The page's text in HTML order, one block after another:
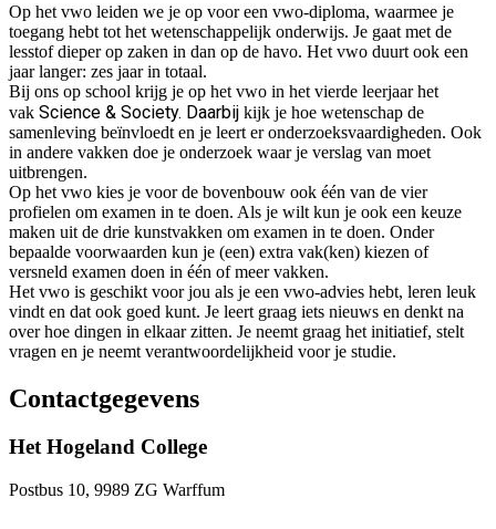
Op het vwo leiden we je op voor een vwo-diploma, waarmee je
toegang hebt tot het wetenschappelijk onderwijs. Je gaat met de
lesstof dieper op zaken in dan op de havo. Het vwo duurt ook een
jaar langer: zes jaar in totaal.
Bij ons op school krijg je op het vwo in het vierde leerjaar het
vak Science & Society. Daarbij kijk je hoe wetenschap de
samenleving beïnvloedt en je leert er onderzoeksvaardigheden. Ook
in andere vakken doe je onderzoek waar je verslag van moet
uitbrengen.
Op het vwo kies je voor de bovenbouw ook één van de vier
profielen om examen in te doen. Als je wilt kun je ook een keuze
maken uit de drie kunstvakken om examen in te doen. Onder
bepaalde voorwaarden kun je (een) extra vak(ken) kiezen of
versneld examen doen in één of meer vakken.
Het vwo is geschikt voor jou als je een vwo-advies hebt, leren leuk
vindt en dat ook goed kunt. Je leert graag iets nieuws en denkt na
over hoe dingen in elkaar zitten. Je neemt graag het initiatief, stelt
vragen en je neemt verantwoordelijkheid voor je studie.
Contactgegevens
Het Hogeland College
Postbus 10, 9989 ZG Warffum